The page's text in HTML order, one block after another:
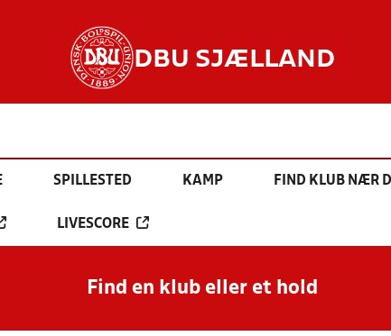
DBU SJÆLLAND
SPILLESTED KAMP FIND KLUB NÆR
LIVESCORE
Find en klub eller et hold